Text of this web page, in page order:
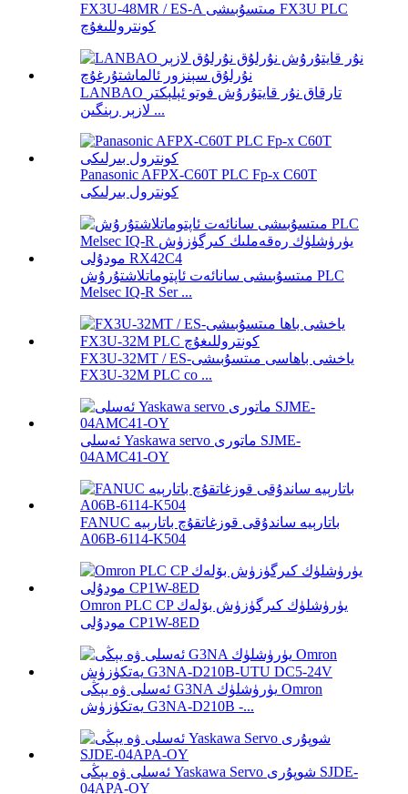
FX3U-48MR / ES-A مىتسۇبىشى FX3U PLC
كونتروللىغۇچ
LANBAO تارقاق نۇر قايتۇرۇش فوتو ئېلېكتر
لازېر رېنگىن ...
Panasonic AFPX-C60T PLC Fp-x C60T
كونترول بىرلىكى
مىتسۇبىشى سانائەت ئاپتوماتلاشتۇرۇش PLC
Melsec IQ-R Ser ...
FX3U-32MT / ES-ياخشى باھاسى مىتسۇبىشى
FX3U-32M PLC co ...
ئەسلى Yaskawa servo ماتورى SJME-
04AMC41-OY
FANUC باتارېيە ساندۇقى قوزغاتقۇچ باتارېيە
A06B-6114-K504
Omron PLC CP يۈرۈشلۈك كىرگۈزۈش بۆلەك
مودۇلى CP1W-8ED
ئەسلى ۋە يېڭى G3NA يۈرۈشلۈك Omron
يەتكۈزۈش G3NA-D210B -...
ئەسلى ۋە يېڭى Yaskawa Servo شوپۇرى SJDE-
04APA-OY